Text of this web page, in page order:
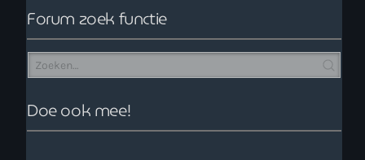
Forum zoek functie
Doe ook mee!